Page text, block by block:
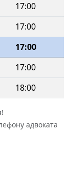
17:00
17:00
17:00
17:00
18:00
адвоката